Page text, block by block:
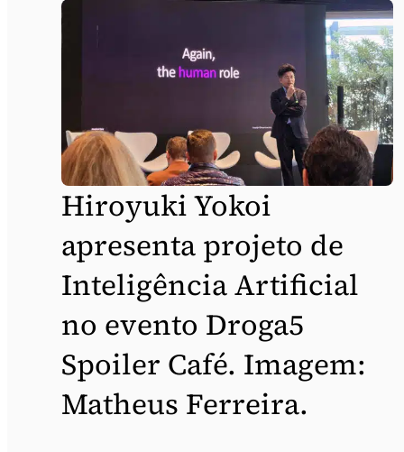
Hiroyuki Yokoi
apresenta projeto de
Inteligência Artificial
no evento Droga5
Spoiler Café. Imagem:
Matheus Ferreira.